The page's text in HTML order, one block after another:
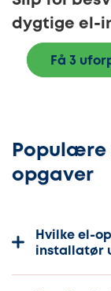
dygtige el-
Få 3
Populære
opgaver
Hvilke el-
installatør